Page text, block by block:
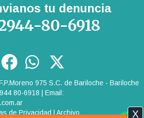
tu denuncia
80-6918
975 S.C. de Bariloche - Bariloche
80-6918 | Email:
de Privacidad Archivo X